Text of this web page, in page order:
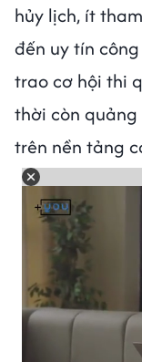
hủy lịch, ít
đến uy tín
trao cơ hội thi
thời còn
trên nền tảng